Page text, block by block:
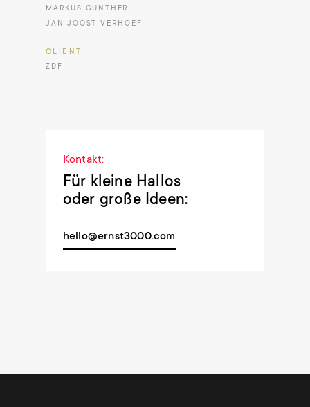
MARKUS GÜNTHER
JAN JOOST VERHOEF
CLIENT
ZDF
Kontakt:
Für kleine Hallos
oder große Ideen:
hello@ernst3000.com